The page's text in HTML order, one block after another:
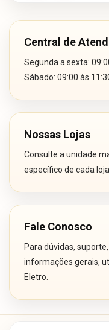
Central de
Segunda a sexta:
Sábado: 09:00 às
Nossas Lojas
Consulte a unidade
específico de cada
Fale Conosco
Para dúvidas,
informações gerais,
Eletro.